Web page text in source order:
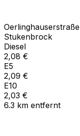
Oerlinghauserstraße
Stukenbrock
Diesel
2,08 €
E5
2,09 €
E10
2,03 €
6.3 km entfernt